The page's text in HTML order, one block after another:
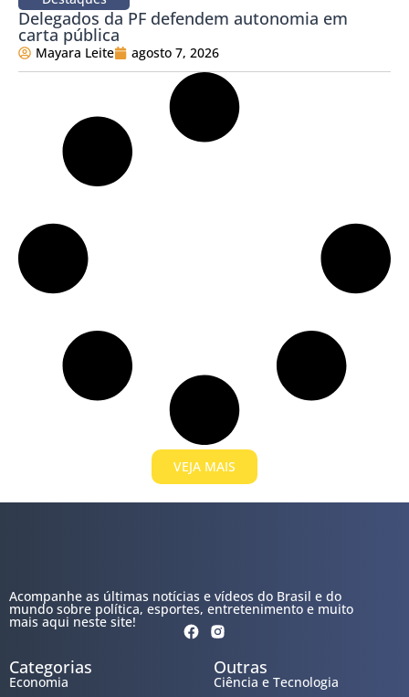
Delegados da PF defendem autonomia em
carta pública
Mayara Leite agosto 7, 2026
VEJA MAIS
Acompanhe as últimas notícias e vídeos do Brasil e do
mundo sobre política, esportes, entretenimento e muito
mais aqui neste site!
Categorias
Economia
Outras
Ciência e Tecnologia